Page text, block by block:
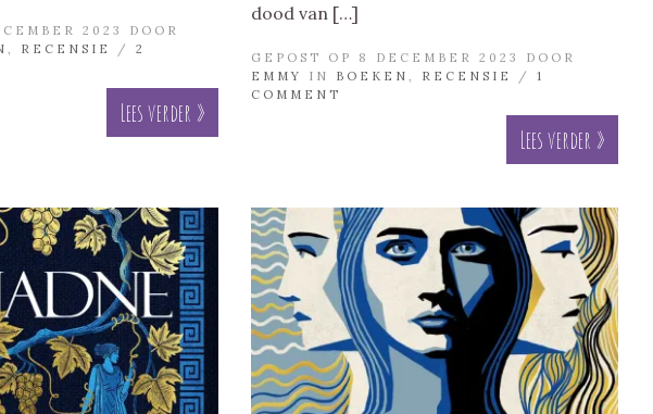
2023 DOOR
RECENSIE / 2
Lees verder »
dood van […]
GEPOST OP 8 DECEMBER 2023 DOOR
EMMY
IN BOEKEN RECENSIE / 1
COMMENT
Lees verder »